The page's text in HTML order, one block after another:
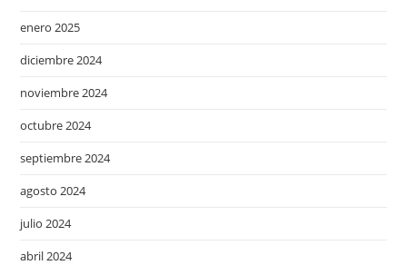
enero 2025
diciembre 2024
noviembre 2024
octubre 2024
septiembre 2024
agosto 2024
julio 2024
abril 2024